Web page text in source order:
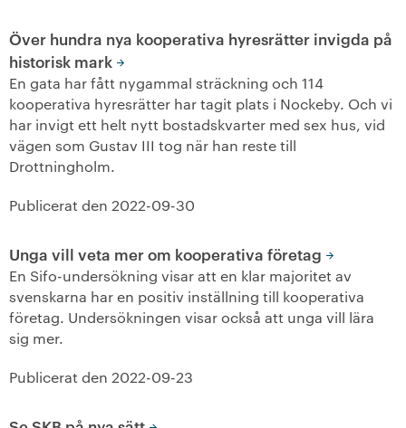
Över hundra nya kooperativa hyresrätter invigda på
historisk mark
En gata har fått nygammal sträckning och 114
kooperativa hyresrätter har tagit plats i Nockeby. Och vi
har invigt ett helt nytt bostadskvarter med sex hus, vid
vägen som Gustav III tog när han reste till
Drottningholm.
Publicerat den 2022-09-30
Unga vill veta mer om kooperativa företag
En Sifo-undersökning visar att en klar majoritet av
svenskarna har en positiv inställning till kooperativa
företag. Undersökningen visar också att unga vill lära
sig mer.
Publicerat den 2022-09-23